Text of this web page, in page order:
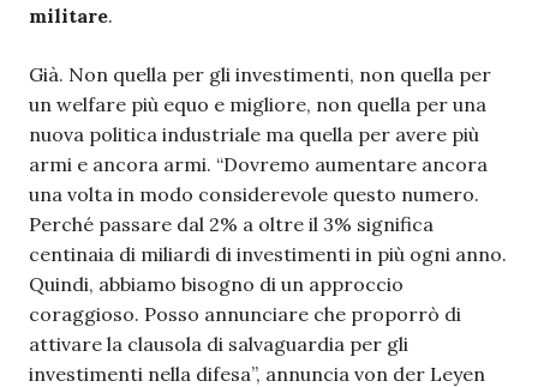
militare.
Già. Non quella per gli investimenti, non quella per
un welfare più equo e migliore, non quella per una
nuova politica industriale ma quella per avere più
armi e ancora armi. “Dovremo aumentare ancora
una volta in modo considerevole questo numero.
Perché passare dal 2% a oltre il 3% significa
centinaia di miliardi di investimenti in più ogni anno.
Quindi, abbiamo bisogno di un approccio
coraggioso. Posso annunciare che proporrò di
attivare la clausola di salvaguardia per gli
investimenti nella difesa”, annuncia von der Leyen